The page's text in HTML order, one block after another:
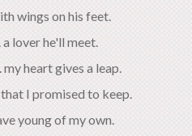
wings on his feet.
lover he'll meet.
heart gives a leap.
that I promised to keep.
young of my own.